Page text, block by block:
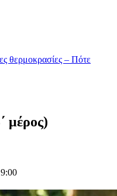
θερμοκρασίες – Πότε
μέρος)